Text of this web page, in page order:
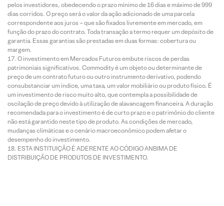
pelos investidores, obedecendo o prazo mínimo de 16 dias e máximo de 999
dias corridos. O preço será o valor da ação adicionado de uma parcela
correspondente aos juros – que são fixados livremente em mercado, em
função do prazo do contrato. Toda transação a termo requer um depósito de
garantia. Essas garantias são prestadas em duas formas: cobertura ou
margem.
O investimento em Mercados Futuros embute riscos de perdas
patrimoniais significativos. Commodity é um objeto ou determinante de
preço de um contrato futuro ou outro instrumento derivativo, podendo
consubstanciar um índice, uma taxa, um valor mobiliário ou produto físico. É
um investimento de risco muito alto, que contempla a possibilidade de
oscilação de preço devido à utilização de alavancagem financeira. A duração
recomendada para o investimento é de curto prazo e o patrimônio do cliente
não está garantido neste tipo de produto. As condições de mercado,
mudanças climáticas e o cenário macroeconômico podem afetar o
desempenho do investimento.
ESTA INSTITUIÇÃO É ADERENTE AO CÓDIGO ANBIMA DE
DISTRIBUIÇÃO DE PRODUTOS DE INVESTIMENTO.